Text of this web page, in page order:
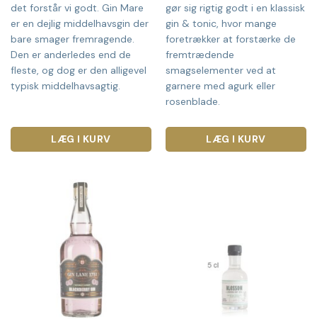
det forstår vi godt. Gin Mare
er en dejlig middelhavsgin der
bare smager fremragende.
Den er anderledes end de
fleste, og dog er den alligevel
typisk middelhavsagtig.
LÆG I KURV
gør sig rigtig godt i en klassisk
gin & tonic, hvor mange
foretrækker at forstærke de
fremtrædende
smagselementer ved at
garnere med agurk eller
rosenblade.
LÆG I KURV